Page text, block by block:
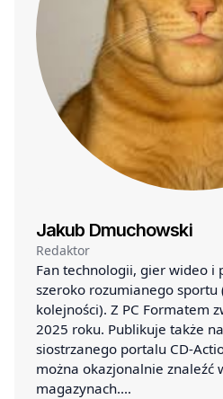
Jakub Dmuchowski
Redaktor
Fan technologii, gier wideo i
szeroko rozumianego sportu
kolejności). Z PC Formatem
2025 roku. Publikuje także
siostrzanego portalu CD-
można okazjonalnie znaleźć
magazynach.…